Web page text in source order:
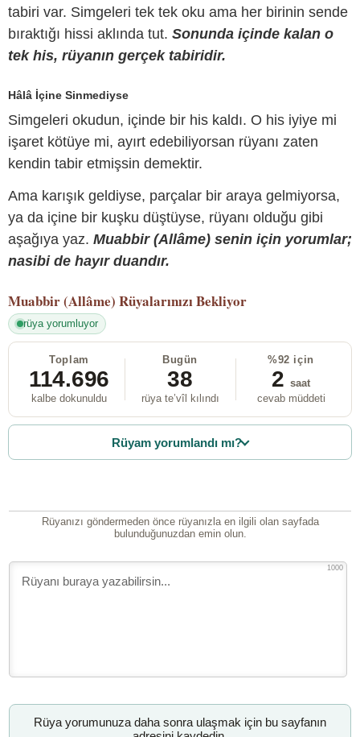
tabiri var. Simgeleri tek tek oku ama her birinin sende
bıraktığı hissi aklında tut. Sonunda içinde kalan o
tek his, rüyanın gerçek tabiridir.
Hâlâ İçine Sinmediyse
Simgeleri okudun, içinde bir his kaldı. O his iyiye mi
işaret kötüye mi, ayırt edebiliyorsan rüyanı zaten
kendin tabir etmişsin demektir.
Ama karışık geldiyse, parçalar bir araya gelmiyorsa,
ya da içine bir kuşku düştüyse, rüyanı olduğu gibi
aşağıya yaz. Muabbir (Allâme) senin için yorumlar;
nasibi de hayır duandır.
Muabbir (Allâme) Rüyalarınızı Bekliyor
rüya yorumluyor
Toplam
114.696
kalbe dokunuldu
Bugün
38
rüya te’vîl kılındı
%92 için
2 saat
cevab müddeti
Rüyam yorumlandı mı?
Rüyanızı göndermeden önce rüyanızla en ilgili olan sayfada
bulunduğunuzdan emin olun.
1000
Rüya yorumunuza daha sonra ulaşmak için bu sayfanın